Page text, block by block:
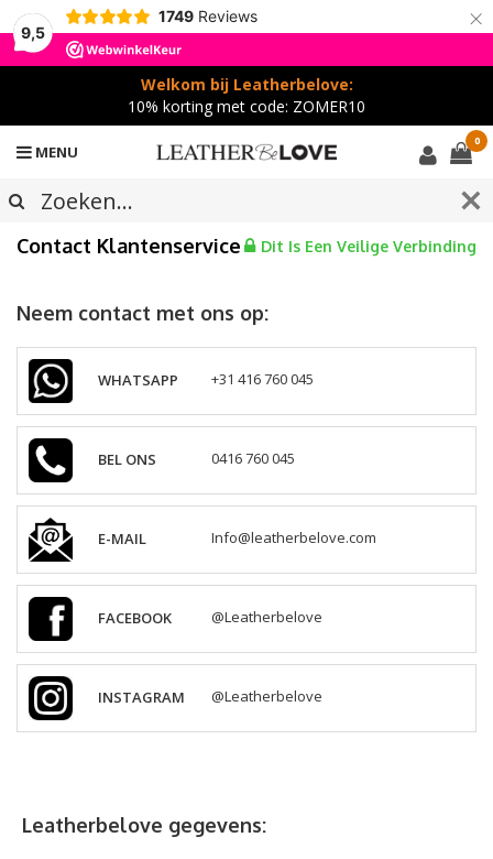
9,5
1749 Reviews ×
Welkom bij Leatherbelove:
10% korting met code: ZOMER10
MENU
0
Contact Klantenservice Dit Is Een Veilige Verbinding
Neem contact met ons op:
WHATSAPP +31 416 760 045
BEL ONS 0416 760 045
E-MAIL Info@leatherbelove.com
FACEBOOK @Leatherbelove
INSTAGRAM @Leatherbelove
Leatherbelove gegevens: